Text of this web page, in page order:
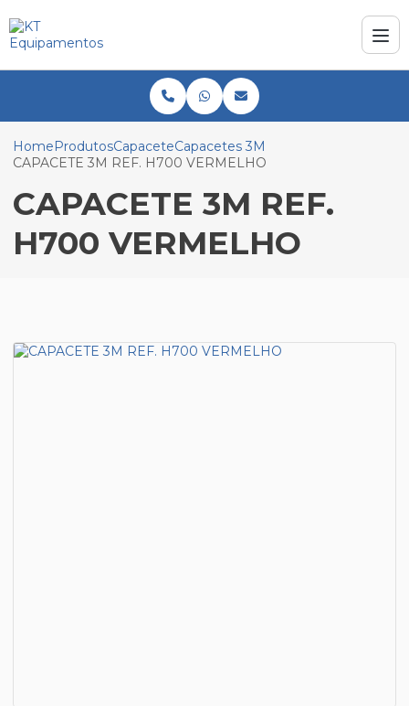
HomeProdutosCapaceteCapacetes 3M
CAPACETE 3M REF. H700 VERMELHO
CAPACETE 3M REF.
H700 VERMELHO